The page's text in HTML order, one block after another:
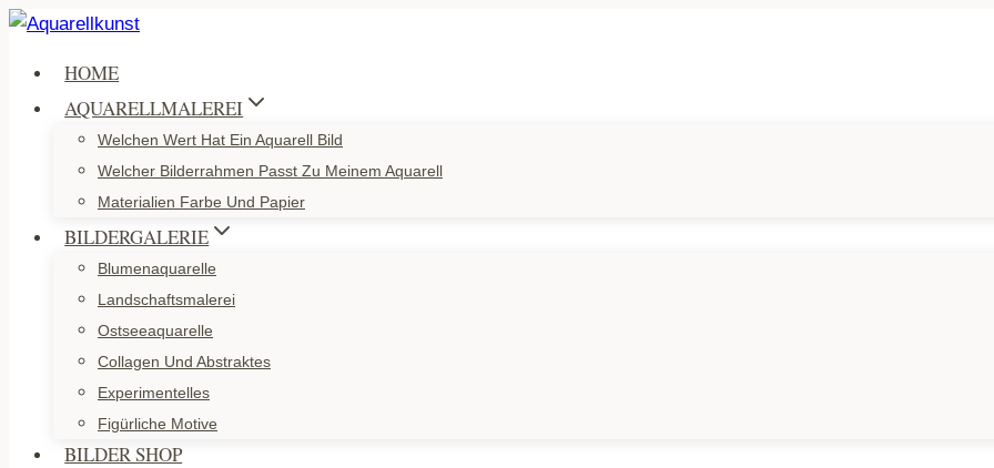
Zum
springenHOME
AQUARELLMALEREI
Welchen Wert Hat Ein Aquarell Bild
Welcher Bilderrahmen Passt Zu Meinem Aquarell
Materialien Farbe Und Papier
BILDERGALERIE
Blumenaquarelle
Landschaftsmalerei
Ostseeaquarelle
Collagen Und Abstraktes
Experimentelles
Figürliche Motive
BILDER SHOP